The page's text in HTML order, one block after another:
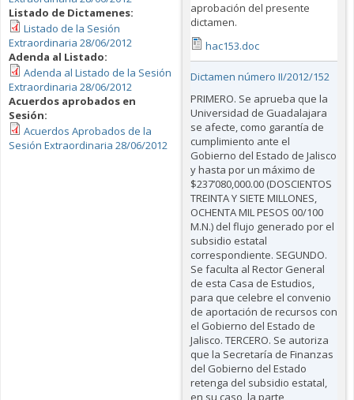
Listado de Dictamenes:
Listado de la Sesión
Extraordinaria 28/06/2012
Adenda al Listado:
Adenda al Listado de la Sesión
Extraordinaria 28/06/2012
Acuerdos aprobados en
Sesión:
Acuerdos Aprobados de la
Sesión Extraordinaria 28/06/2012
aprobación del presente
dictamen.
hac153.doc
Dictamen número II/2012/152
PRIMERO. Se aprueba que la
Universidad de Guadalajara
se afecte, como garantía de
cumplimiento ante el
Gobierno del Estado de Jalisco
y hasta por un máximo de
$237’080,000.00 (DOSCIENTOS
TREINTA Y SIETE MILLONES,
OCHENTA MIL PESOS 00/100
M.N.) del flujo generado por el
subsidio estatal
correspondiente. SEGUNDO.
Se faculta al Rector General
de esta Casa de Estudios,
para que celebre el convenio
de aportación de recursos con
el Gobierno del Estado de
Jalisco. TERCERO. Se autoriza
que la Secretaría de Finanzas
del Gobierno del Estado
retenga del subsidio estatal,
en su caso, la parte